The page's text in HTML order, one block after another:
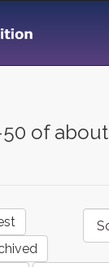
50 of about